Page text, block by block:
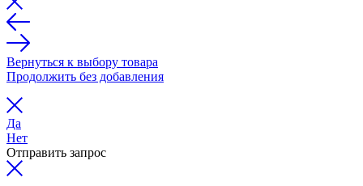
Вернуться к выбору товара
Продолжить без добавления
Да
Нет
Отправить запрос